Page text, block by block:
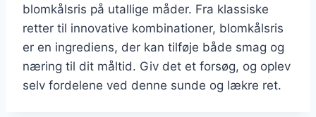
blomkålsris på utallige måder. Fra klassiske
retter til innovative kombinationer, blomkålsris
er en ingrediens, der kan tilføje både smag og
næring til dit måltid. Giv det et forsøg, og oplev
selv fordelene ved denne sunde og lækre ret.